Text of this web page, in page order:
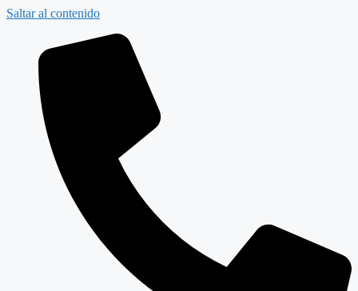
Saltar al contenido